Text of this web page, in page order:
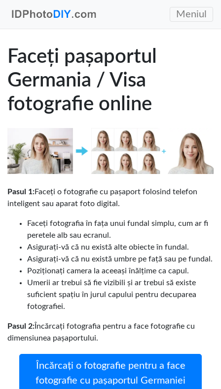
Meniul
Faceți pașaportul
Germania / Visa
fotografie online
Pasul 1:Faceți o fotografie cu pașaport folosind telefon
inteligent sau aparat foto digital.
Faceți fotografia în fața unui fundal simplu, cum ar fi
peretele alb sau ecranul.
Asigurați-vă că nu există alte obiecte în fundal.
Asigurați-vă că nu există umbre pe față sau pe fundal.
Poziționați camera la aceeași înălțime ca capul.
Umerii ar trebui să fie vizibili și ar trebui să existe
suficient spațiu în jurul capului pentru decuparea
fotografiei.
Pasul 2: Încărcați fotografia pentru a face fotografie cu
dimensiunea pașaportului.
Încărcați o fotografie pentru a face
fotografie cu pașaportul Germaniei